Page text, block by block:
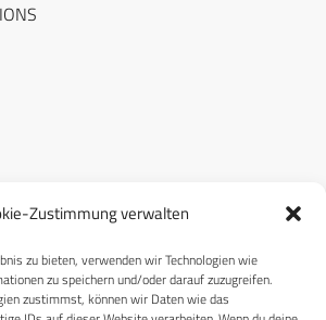
Zustimmung verwalten
zu bieten, verwenden wir Technologien wie
zu speichern und/oder darauf zuzugreifen.
zustimmst, können wir Daten wie das